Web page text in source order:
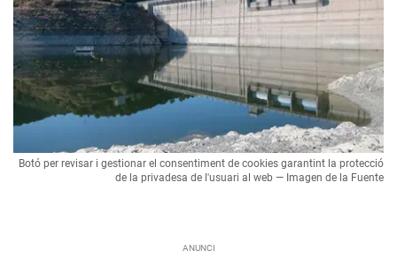
Botó per revisar i gestionar el consentiment de cookies garantint la protecció
de la privadesa de l'usuari al web — Imagen de la Fuente